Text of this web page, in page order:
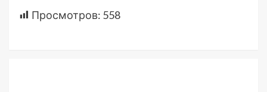
Просмотров: 558